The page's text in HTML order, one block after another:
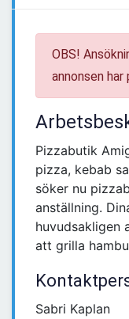
OBS!
annonsen har
Pizzabutik
pizza, kebab
söker nu
anställning.
huvudsakligen
att grilla
Sabri Kaplan